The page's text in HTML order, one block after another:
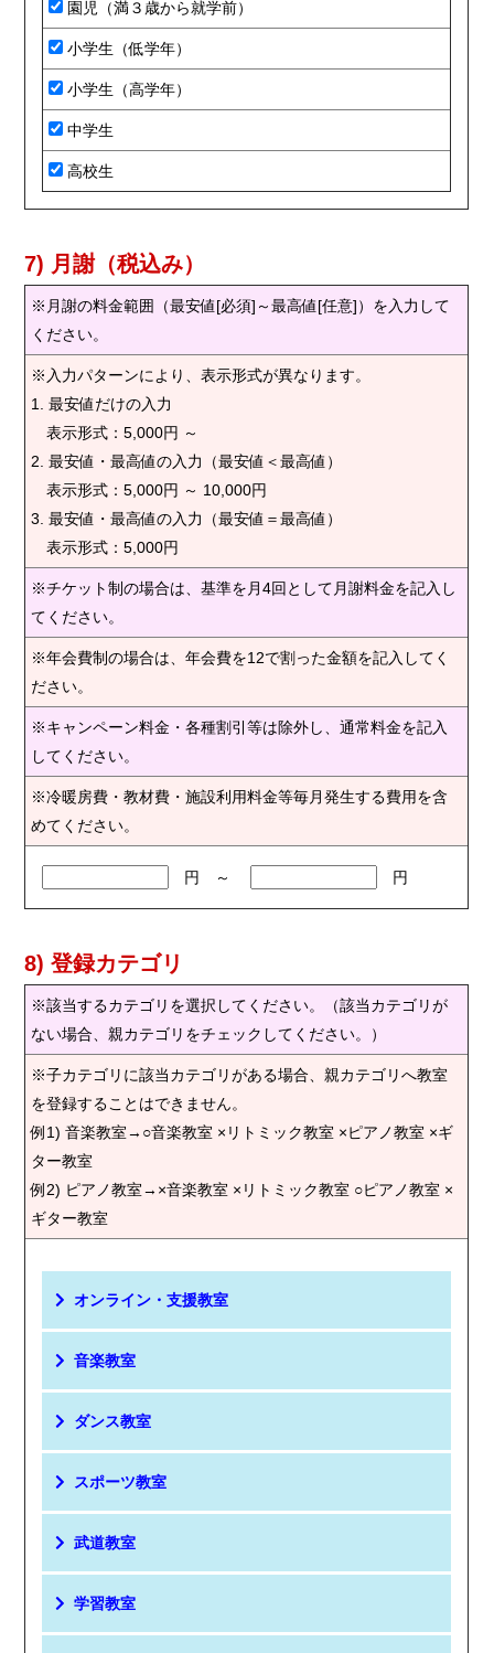
園児（満３歳から就学前）
小学生（低学年）
小学生（高学年）
中学生
高校生
7) 月謝（税込み）
※月謝の料金範囲（最安値[必須]～最高値[任意]）を入力して
ください。
※入力パターンにより、表示形式が異なります。
1. 最安値だけの入力
表示形式：5,000円 ～
2. 最安値・最高値の入力（最安値＜最高値）
表示形式：5,000円 ～ 10,000円
3. 最安値・最高値の入力（最安値＝最高値）
表示形式：5,000円
※チケット制の場合は、基準を月4回として月謝料金を記入し
てください。
※年会費制の場合は、年会費を12で割った金額を記入してく
ださい。
※キャンペーン料金・各種割引等は除外し、通常料金を記入
してください。
※冷暖房費・教材費・施設利用料金等毎月発生する費用を含
めてください。
円 ～ 円
8) 登録カテゴリ
※該当するカテゴリを選択してください。（該当カテゴリが
ない場合、親カテゴリをチェックしてください。）
※子カテゴリに該当カテゴリがある場合、親カテゴリへ教室
を登録することはできません。
例1) 音楽教室→○音楽教室 ×リトミック教室 ×ピアノ教室 ×ギ
ター教室
例2) ピアノ教室→×音楽教室 ×リトミック教室 ○ピアノ教室 ×
ギター教室
オンライン・支援教室
音楽教室
ダンス教室
スポーツ教室
武道教室
学習教室